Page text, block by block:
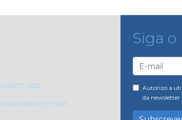
00727/2025
UID/PRR/00727/2025
Siga o
Autorizo a
da newsletter